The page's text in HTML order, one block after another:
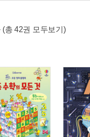
(총 42권 모두보기)